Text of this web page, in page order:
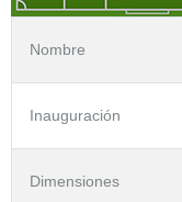
Nombre
Inauguración
Dimensiones